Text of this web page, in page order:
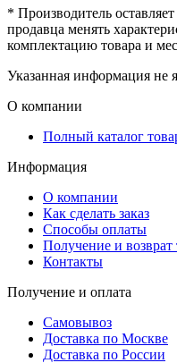
* Производитель
продавца менять
комплектацию товара и
Указанная информация не
О компании
Полный каталог
Информация
О компании
Как сделать заказ
Способы оплаты
Получение и возврат
Контакты
Получение и оплата
Самовывоз
Доставка по Москве
Доставка по России